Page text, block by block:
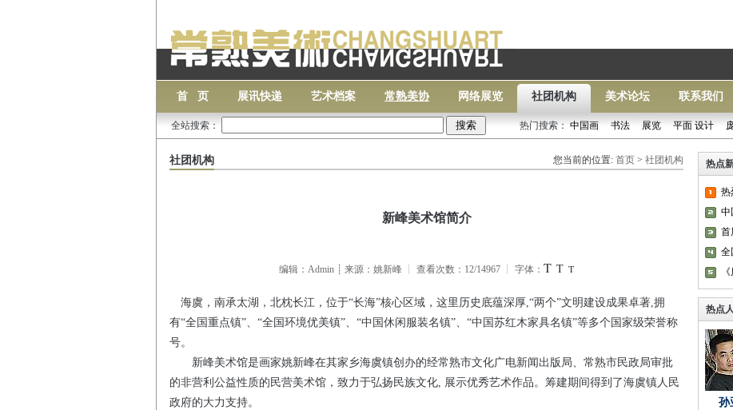
首 页 展讯快递 艺术档案 常熟美协 网络展览 社团机构 美术论坛 联系我们
全站搜索： 热门搜索： 中国画 书法 展览 平面 设计
社团机构 您当前的位置: 首页 > 社团机构
新峰美术馆简介
编辑：Admin ┊ 来源：姚新峰 ┊ 查看次数：12/14967 ┊ 字体： T T T
海虞，南承太湖，北枕长江，位于“长海”核心区域，这里历史底蕴深厚,“两个”文明建设成果卓著,拥
有“全国重点镇”、 “全国环境优美镇”、 “中国休闲服装名镇”、 “中国苏红木家具名镇”等多个国家级荣誉称
号。
新峰美术馆是画家姚新峰在其家乡海虞镇创办的经常熟市文化广电新闻出版局、常熟市民政局审批
的非营利公益性质的民营美术馆，致力于弘扬民族文化, 展示优秀艺术作品。筹建期间得到了海虞镇人民
政府的大力支持。
热点
热
首
热点
孙